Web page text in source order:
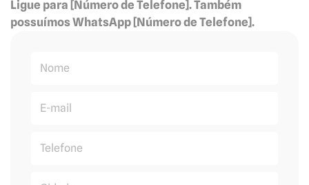
Ligue para [Número de Telefone]. Também
possuímos WhatsApp [Número de Telefone].